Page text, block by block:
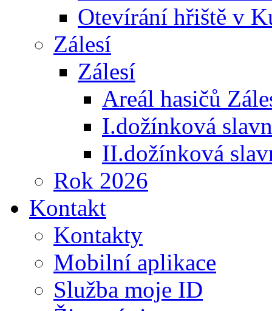
Otevírání hřiště v
Zálesí
Zálesí
Areál hasičů
I.dožínková
II.dožínková
Rok 2026
Kontakt
Kontakty
Mobilní aplikace
Služba moje ID